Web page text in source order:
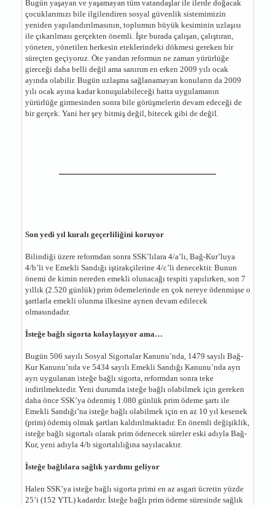
Bugün yaşayan ve yaşamayan tüm vatandaşlar ile ilerde doğacak
çocuklarımızı bile ilgilendiren sosyal güvenlik sistemimizin
yeniden yapılandırılmasının, toplumun büyük kesiminin uzlaşısı
ile çıkarılması gerçekten önemli. İşte burada çalışan, çalıştıran,
yöneten, yönetilen herkesin eteklerindeki dökmesi gereken bir
süreçten geçiyoruz. Öte yandan reformun ne zaman yürürlüğe
gireceği daha belli değil ama sanırım en erken 2009 yılı ocak
ayında olabilir. Bugün uzlaşma sağlanamayan konuların da 2009
yılı ocak ayına kadar konuşulabileceği hatta uygulamanın
yürürlüğe girmesinden sonra bile görüşmelerin devam edeceği de
bir gerçek. Yani her şey bitmiş değil, bitecek gibi de değil.
Son yedi yıl kuralı geçerliliğini koruyor
Bilindiği üzere reformdan sonra SSK’lılara 4/a’lı, Bağ-Kur’luya
4/b’li ve Emekli Sandığı iştirakçilerine 4/c’li denecektir. Bunun
önemi de kimin nereden emekli olunacağı tespiti yapılırken, son 7
yıllık (2.520 günlük) prim ödemelerinde en çok nereye ödenmişse o
şartlarla emekli olunma ilkesine aynen devam edilecek
olmasındadır.
İsteğe bağlı sigorta kolaylaşıyor ama…
Bugün 506 sayılı Sosyal Sigortalar Kanunu’nda, 1479 sayılı Bağ-
Kur Kanunu’nda ve 5434 sayılı Emekli Sandığı Kanunu’nda ayrı
ayrı uygulanan isteğe bağlı sigorta, reformdan sonra teke
indirilmektedir. Yeni durumda isteğe bağlı olabilmek için gereken
daha önce SSK’ya ödenmiş 1.080 günlük prim ödeme şartı ile
Emekli Sandığı’na isteğe bağlı olabilmek için en az 10 yıl kesenek
(prim) ödemiş olmak şartları kaldırılmaktadır. En önemli değişiklik,
isteğe bağlı sigortalı olarak prim ödenecek süreler eski adıyla Bağ-
Kur, yeni adıyla 4/b sigortalılığına sayılacaktır.
İsteğe bağlılara sağlık yardımı geliyor
Halen SSK’ya isteğe bağlı sigorta primi en az asgari ücretin yüzde
25’i (152 YTL) kadardır. İsteğe bağlı prim ödeme süresinde sağlık